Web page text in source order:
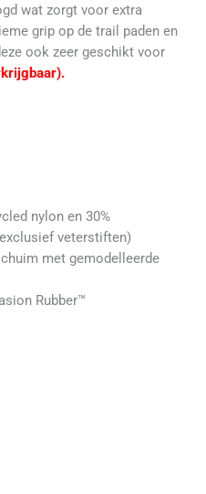
wat zorgt voor extra
grip op de trail paden en
ook zeer geschikt voor
nylon en 30%
veterstiften)
met gemodelleerde
Rubber™